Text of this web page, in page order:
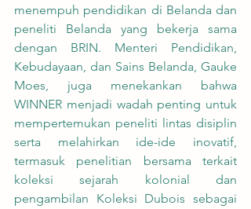
menempuh pendidikan di Belanda dan
peneliti Belanda yang bekerja sama
dengan BRIN. Menteri Pendidikan,
Kebudayaan, dan Sains Belanda, Gauke
Moes, juga menekankan bahwa
WINNER menjadi wadah penting untuk
mempertemukan peneliti lintas disiplin
serta melahirkan ide-ide inovatif,
termasuk penelitian bersama terkait
koleksi sejarah kolonial dan
pengambilan Koleksi Dubois sebagai